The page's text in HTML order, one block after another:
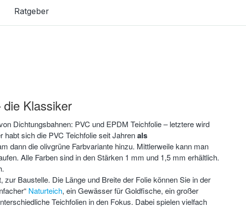
Ratgeber
Klassiker
Dichtungsbahnen: PVC und EPDM Teichfolie – letztere wird
habt sich die PVC Teichfolie seit Jahrenals
dann die olivgrüne Farbvariante hinzu. Mittlerweile kann man
Alle Farben sind in den Stärken 1 mm und 1,5 mm erhältlich.
Baustelle. Die Länge und Breite der Folie können Sie in der
Naturteich, ein Gewässer für Goldfische, ein großer
Teichfolien in den Fokus. Dabei spielen vielfach